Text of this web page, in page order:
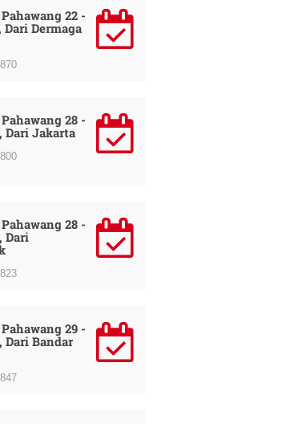
22 -
Dari Dermaga
28 -
Dari Jakarta
28 -
Dari
29 -
Dari Bandar